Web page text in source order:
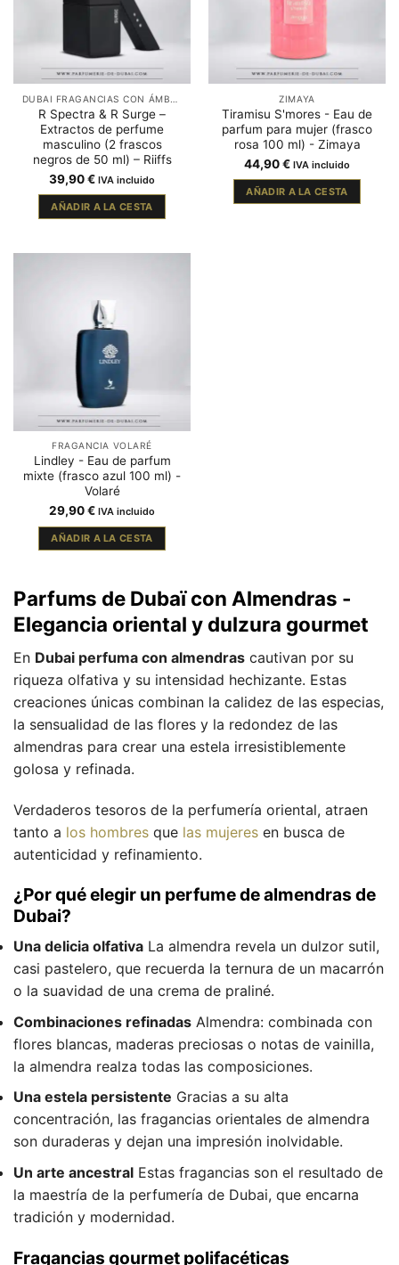
R Spectra & R Surge –
Extractos de perfume
masculino (2 frascos
negros de 50 ml) – Riiffs
39,90€ IVA incluido
AÑADIR A LA CESTA
ZIMAYA
Tiramisu S'mores - Eau de
parfum para mujer (frasco
rosa 100 ml) - Zimaya
44,90€ IVA incluido
AÑADIR A LA CESTA
FRAGANCIA VOLARÉ
Lindley - Eau de parfum
mixte (frasco azul 100 ml) -
Volaré
29,90€ IVA incluido
AÑADIR A LA CESTA
Parfums de Dubaï con Almendras -
Elegancia oriental y dulzura gourmet
En Dubai perfuma con almendras cautivan por su
riqueza olfativa y su intensidad hechizante. Estas
creaciones únicas combinan la calidez de las especias,
la sensualidad de las flores y la redondez de las
almendras para crear una estela irresistiblemente
golosa y refinada.
Verdaderos tesoros de la perfumería oriental, atraen
tanto a los hombres que las mujeres en busca de
autenticidad y refinamiento.
¿Por qué elegir un perfume de almendras de
Dubai?
Una delicia olfativa La almendra revela un dulzor sutil,
casi pastelero, que recuerda la ternura de un macarrón
o la suavidad de una crema de praliné.
Combinaciones refinadas Almendra: combinada con
flores blancas, maderas preciosas o notas de vainilla,
la almendra realza todas las composiciones.
Una estela persistente Gracias a su alta
concentración, las fragancias orientales de almendra
son duraderas y dejan una impresión inolvidable.
Un arte ancestral Estas fragancias son el resultado de
la maestría de la perfumería de Dubai, que encarna
tradición y modernidad.
Fragancias gourmet polifacéticas